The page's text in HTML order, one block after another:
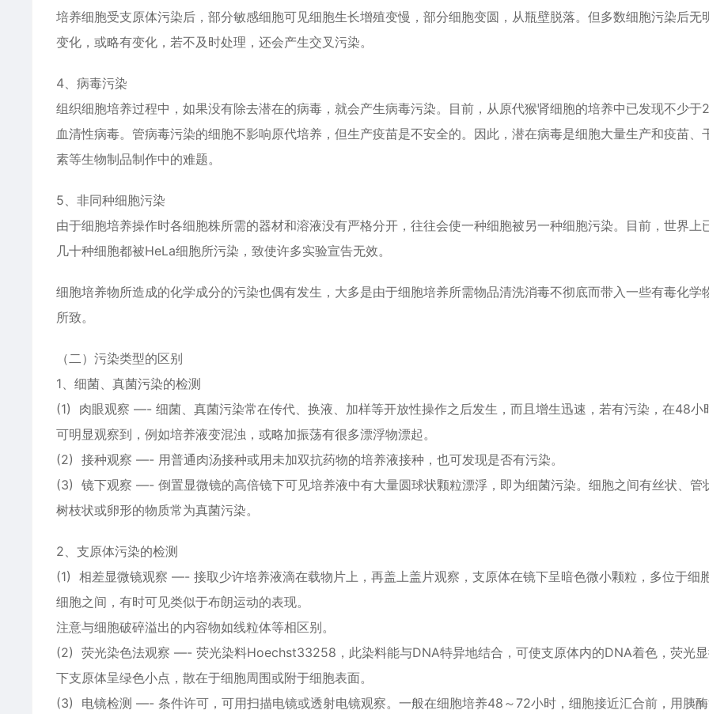
培养细胞受支原体污染后，部分敏感细胞可见细胞生长增殖变慢，部分细胞变圆，从瓶壁脱落。但多数细胞污染后无
变化，或略有变化，若不及时处理，还会产生交叉污染。
4、病毒污染
组织细胞培养过程中，如果没有除去潜在的病毒，就会产生病毒污染。目前，从原代猴肾细胞的培养中已发现不少于
血清性病毒。管病毒污染的细胞不影响原代培养，但生产疫苗是不安全的。因此，潜在病毒是细胞大量生产和疫苗、
素等生物制品制作中的难题。
5、非同种细胞污染
由于细胞培养操作时各细胞株所需的器材和溶液没有严格分开，往往会使一种细胞被另一种细胞污染。目前，世界上
几十种细胞都被HeLa细胞所污染，致使许多实验宣告无效。
细胞培养物所造成的化学成分的污染也偶有发生，大多是由于细胞培养所需物品清洗消毒不彻底而带入一些有毒化学
所致。
（二）污染类型的区别
1、细菌、真菌污染的检测
(1) 肉眼观察 —- 细菌、真菌污染常在传代、换液、加样等开放性操作之后发生，而且增生迅速，若有污染，在48小
可明显观察到，例如培养液变混浊，或略加振荡有很多漂浮物漂起。
(2) 接种观察 —- 用普通肉汤接种或用未加双抗药物的培养液接种，也可发现是否有污染。
(3) 镜下观察 —- 倒置显微镜的高倍镜下可见培养液中有大量圆球状颗粒漂浮，即为细菌污染。细胞之间有丝状、管
树枝状或卵形的物质常为真菌污染。
2、支原体污染的检测
(1) 相差显微镜观察 —- 接取少许培养液滴在载物片上，再盖上盖片观察，支原体在镜下呈暗色微小颗粒，多位于细
细胞之间，有时可见类似于布朗运动的表现。
注意与细胞破碎溢出的内容物如线粒体等相区别。
(2) 荧光染色法观察 —- 荧光染料Hoechst33258，此染料能与DNA特异地结合，可使支原体内的DNA着色，荧光
下支原体呈绿色小点，散在于细胞周围或附于细胞表面。
(3) 电镜检测 —- 条件许可，可用扫描电镜或透射电镜观察。一般在细胞培养48～72小时，细胞接近汇合前，用胰